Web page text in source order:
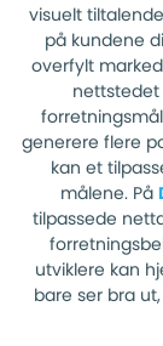
visuelt
på kundene
overfylt
nettstedet
generere flere
kan et
målene. På
tilpassede
utviklere kan
bare ser bra